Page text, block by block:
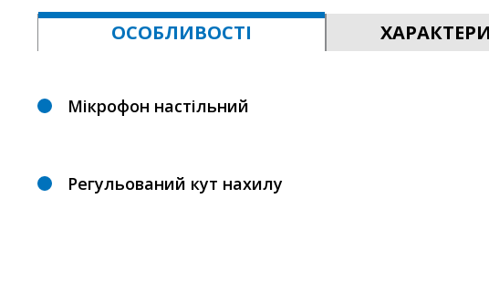
ОСОБЛИВОСТІ
Мікрофон настільний
Регульований кут нахилу